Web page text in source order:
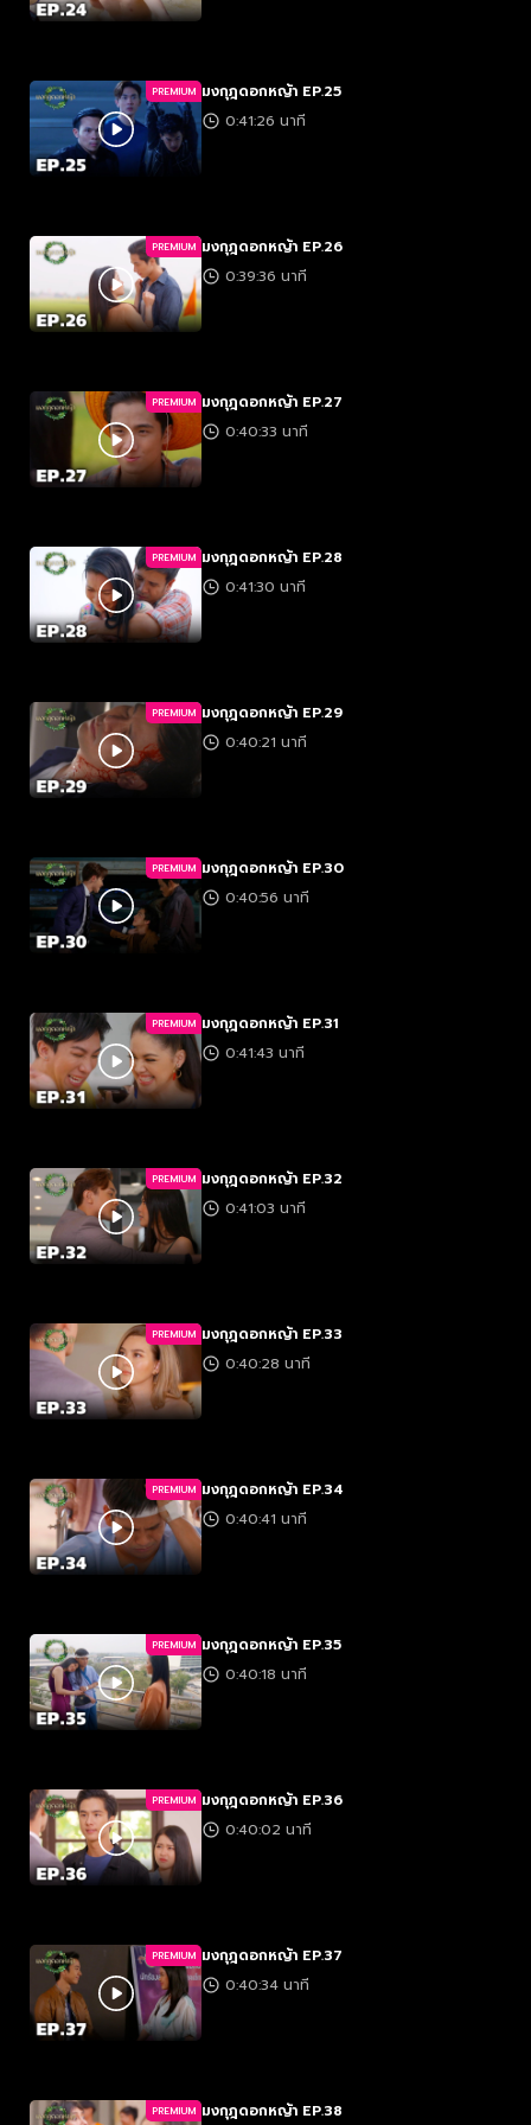
PREMIUM มงกุฎดอกหญ้า EP.25
0:41:26 นาที
PREMIUM มงกุฎดอกหญ้า EP.26
0:39:36 นาที
PREMIUM มงกุฎดอกหญ้า EP.27
0:40:33 นาที
PREMIUM มงกุฎดอกหญ้า EP.28
0:41:30 นาที
PREMIUM มงกุฎดอกหญ้า EP.29
0:40:21 นาที
PREMIUM มงกุฎดอกหญ้า EP.30
0:40:56 นาที
PREMIUM มงกุฎดอกหญ้า EP.31
0:41:43 นาที
PREMIUM มงกุฎดอกหญ้า EP.32
0:41:03 นาที
PREMIUM มงกุฎดอกหญ้า EP.33
0:40:28 นาที
PREMIUM มงกุฎดอกหญ้า EP.34
0:40:41 นาที
PREMIUM มงกุฎดอกหญ้า EP.35
0:40:18 นาที
PREMIUM มงกุฎดอกหญ้า EP.36
0:40:02 นาที
PREMIUM มงกุฎดอกหญ้า EP.37
0:40:34 นาที
PREMIUM มงกุฎดอกหญ้า EP.38